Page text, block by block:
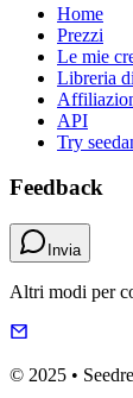
Home
Prezzi
Le mie
Libreria
API
Try
Feedback
Invia
Altri modi per
© 2025 •